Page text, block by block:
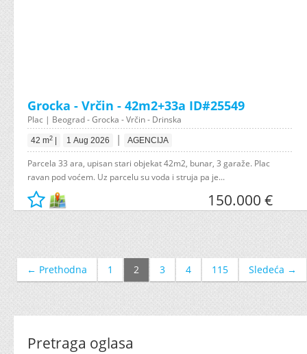
Grocka - Vrčin - 42m2+33a ID#25549
Plac | Beograd - Grocka - Vrčin - Drinska
42 m2 1 Aug 2026 | AGENCIJA
Parcela 33 ara, upisan stari objekat 42m2, bunar, 3 garaže. Plac
ravan pod voćem. Uz parcelu su voda i struja pa je...
150.000 €
← Prethodna 1 2 3 4 115 Sledeća →
Pretraga oglasa